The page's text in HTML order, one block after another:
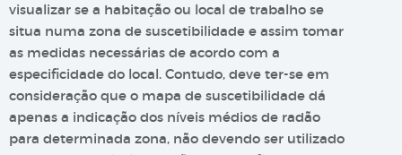
visualizar se a habitação ou local de trabalho se
situa numa zona de suscetibilidade e assim tomar
as medidas necessárias de acordo com a
especificidade do local. Contudo, deve ter-se em
consideração que o mapa de suscetibilidade dá
apenas a indicação dos níveis médios de radão
para determinada zona, não devendo ser utilizado